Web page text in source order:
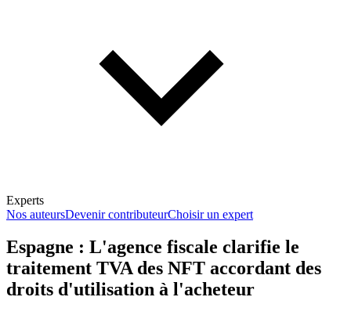
Experts
Nos auteursDevenir contributeurChoisir un expert
En savoir plus sur la fiscalité
Espagne : L'agence fiscale clarifie le
traitement TVA des NFT accordant des
droits d'utilisation à l'acheteur